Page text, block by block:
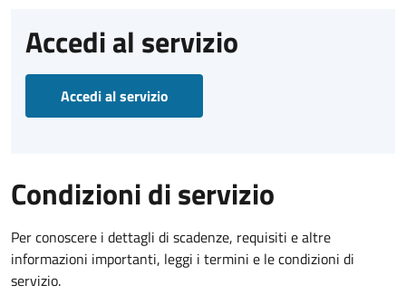
Accedi al servizio
Accedi al servizio
Condizioni di servizio
Per conoscere i dettagli di scadenze, requisiti e altre
informazioni importanti, leggi i termini e le condizioni di
servizio.